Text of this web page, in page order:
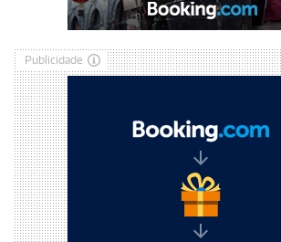
Publicidade